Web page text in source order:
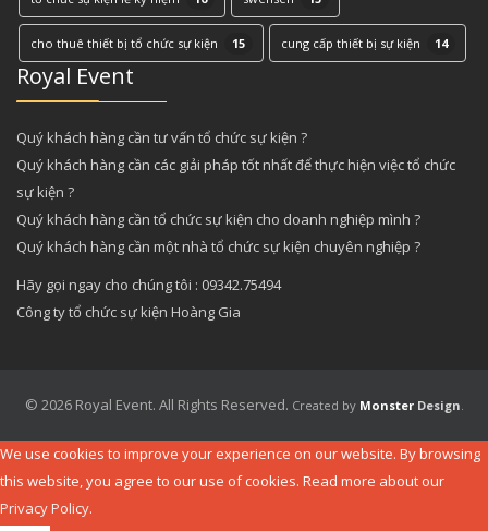
cho thuê thiết bị tổ chức sự kiện 15 cung cấp thiết bị sự kiện 14
Royal Event
Quý khách hàng cần tư vấn tổ chức sự kiện ?
Quý khách hàng cần các giải pháp tốt nhất để thực hiện việc tổ chức
sự kiện ?
Quý khách hàng cần tổ chức sự kiện cho doanh nghiệp mình ?
Quý khách hàng cần một nhà tổ chức sự kiện chuyên nghiệp ?
Hãy gọi ngay cho chúng tôi : 09342.75494
Công ty tổ chức sự kiện Hoàng Gia
© 2026 Royal Event. All Rights Reserved. Created by MonsterDesign.
We use cookies to improve your experience on our website. By browsing
this website, you agree to our use of cookies. Read more about our
Privacy Policy.